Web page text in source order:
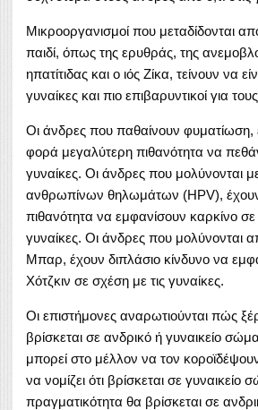
Μικροοργανισμοί που μεταδίδονται
παιδί, όπως της ερυθράς, της
ηπατίτιδας και ο ιός Ζίκα, τείνουν να
γυναίκες και πιο επιβαρυντικοί για
Οι άνδρες που παθαίνουν φυματίωση,
φορά μεγαλύτερη πιθανότητα να
γυναίκες. Οι άνδρες που μολύνονται
ανθρωπίνων θηλωμάτων (HPV),
πιθανότητα να εμφανίσουν καρκίνο σε
γυναίκες. Οι άνδρες που μολύνονται
Μπαρ, έχουν διπλάσιο κίνδυνο να
Χότζκιν σε σχέση με τις γυναίκες.
Οι επιστήμονες αναρωτιούνται πώς
βρίσκεται σε ανδρικό ή γυναικείο
μπορεί στο μέλλον να τον
να νομίζει ότι βρίσκεται σε
πραγματικότητα θα βρίσκεται σε